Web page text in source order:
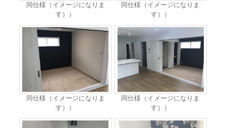
同仕様（イメージになりま
す））
同仕様（イメージになりま
す））
同仕様（イメージになりま
す））
同仕様（イメージになりま
す））